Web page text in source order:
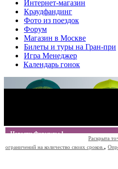
Интернет-магазин
Краудфандинг
Фото из поездок
Форум
Магазин в Москве
Билеты и туры на Гран-при
Игра Менеджер
Календарь гонок
Новости Формулы 1
Раскрыта
ограничений на количество своих сроков. ,